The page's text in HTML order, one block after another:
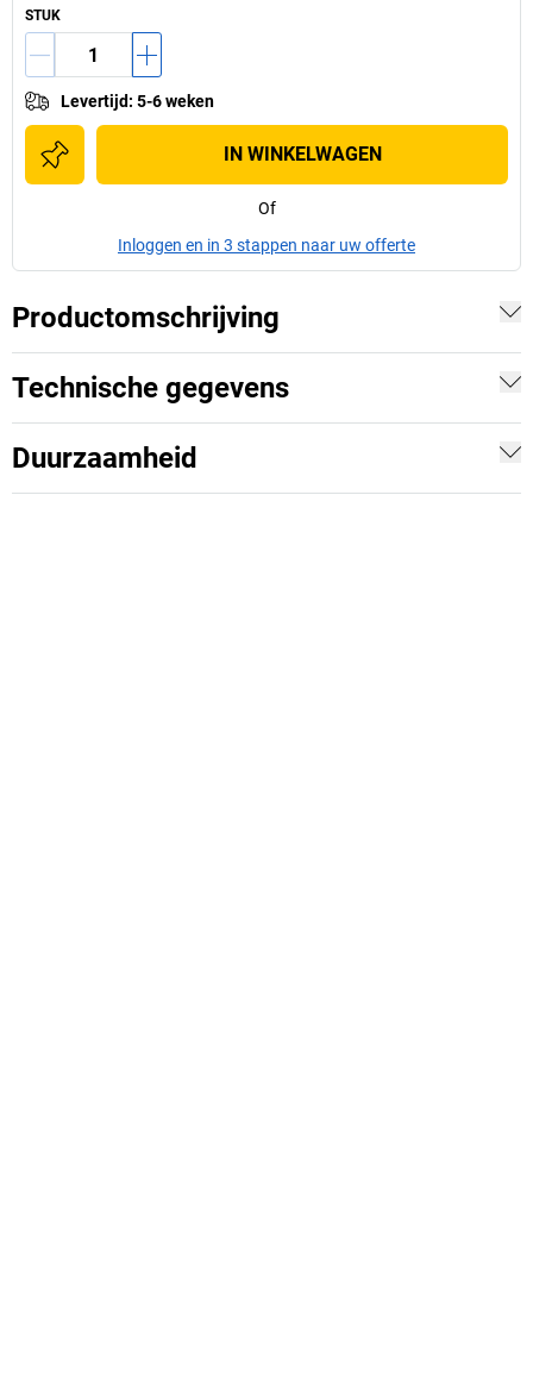
STUK
Levertijd: 5-6 weken
IN WINKELWAGEN
Of
Inloggen en in 3 stappen naar uw offerte
Productomschrijving
Technische gegevens
Duurzaamheid